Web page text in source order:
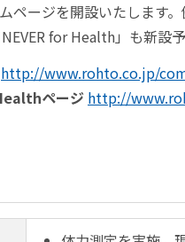
ページを開設いたします
for Health」も新設予
http://www.rohto.co.jp/
ページ http://